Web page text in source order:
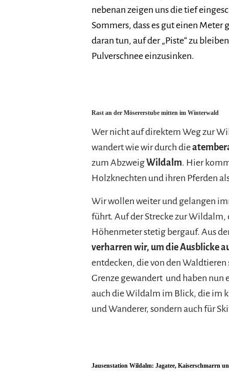
nebenan zeigen uns die tief
Sommers, dass es gut einen Meter
daran tun, auf der „Piste“ zu
Pulverschnee einzusinken.
Rast an der Mösererstube mitten im Winterwald
Wer nicht auf direktem Weg zur
wandert wie wir durch die
zum AbzweigWildalm. Hier
Holzknechten und ihren Pferden
Wir wollen weiter und gelangen
führt. Auf der Strecke zur
Höhenmeter stetig bergauf. Aus
verharren wir, um die Ausblicke
entdecken, die von den
Grenze gewandert und haben nun
auch die Wildalm im Blick, die im
und Wanderer, sondern auch für
Jausenstation Wildalm: Jagatee, Kaiserschmarrn